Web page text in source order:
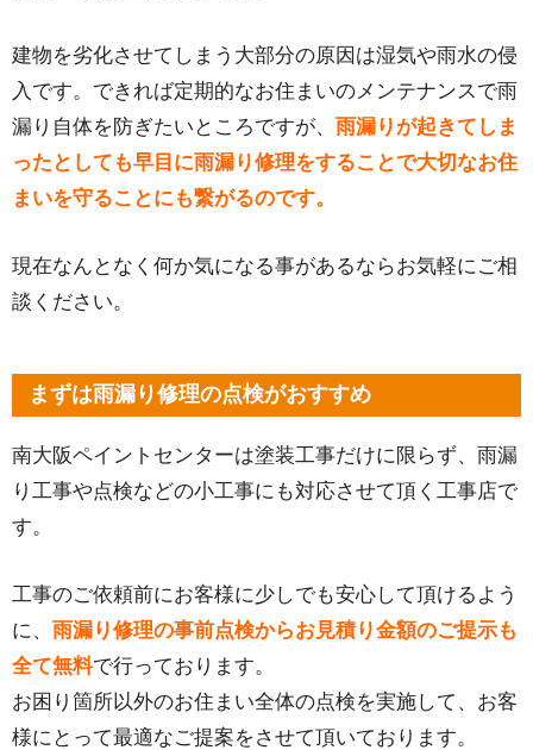
建物を劣化させてしまう大部分の原因は湿気や雨水の侵
入です。できれば定期的なお住まいのメンテナンスで雨
漏り自体を防ぎたいところですが、 雨漏りが起きてしま
ったとしても早目に雨漏り修理をすることで大切なお住
まいを守ることにも繋がるのです。
現在なんとなく何か気になる事があるならお気軽にご相
談ください。
まずは雨漏り修理の点検がおすすめ
南大阪ペイントセンターは塗装工事だけに限らず、雨漏
り工事や点検などの小工事にも対応させて頂く工事店で
す。
工事のご依頼前にお客様に少しでも安心して頂けるよう
に、 雨漏り修理の事前点検からお見積り金額のご提示も
全て無料で行っております。
お困り箇所以外のお住まい全体の点検を実施して、お客
様にとって最適なご提案をさせて頂いております。